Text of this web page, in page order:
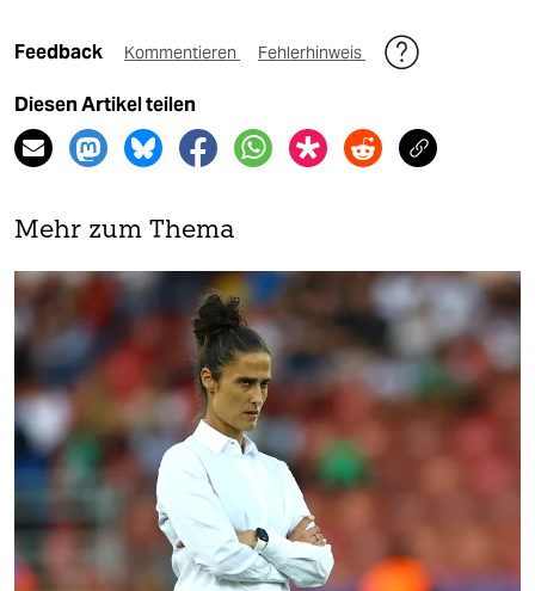
Feedback Kommentieren Fehlerhinweis
Diesen Artikel teilen
Mehr zum Thema